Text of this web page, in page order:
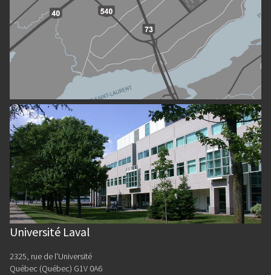
Université Laval
2325, rue de l'Université
Québec (Québec) G1V 0A6